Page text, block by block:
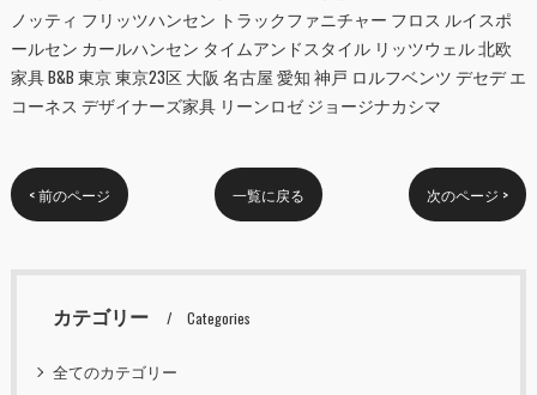
ノッティ フリッツハンセン トラックファニチャー フロス ルイスポ
ールセン カールハンセン タイムアンドスタイル リッツウェル 北欧
家具 B&B 東京 東京23区 大阪 名古屋 愛知 神戸 ロルフベンツ デセデ エ
コーネス デザイナーズ家具 リーンロゼ ジョージナカシマ
< 前のページ 一覧に戻る 次のページ >
カテゴリー Categories
全てのカテゴリー